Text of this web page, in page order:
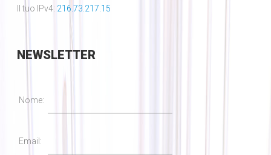
Il tuo IPv4: 216.73.217.15
NEWSLETTER
Nome:
Email: